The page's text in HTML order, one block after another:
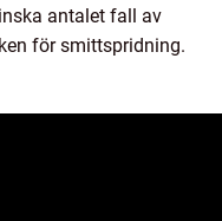
antalet fall av
för smittspridning.